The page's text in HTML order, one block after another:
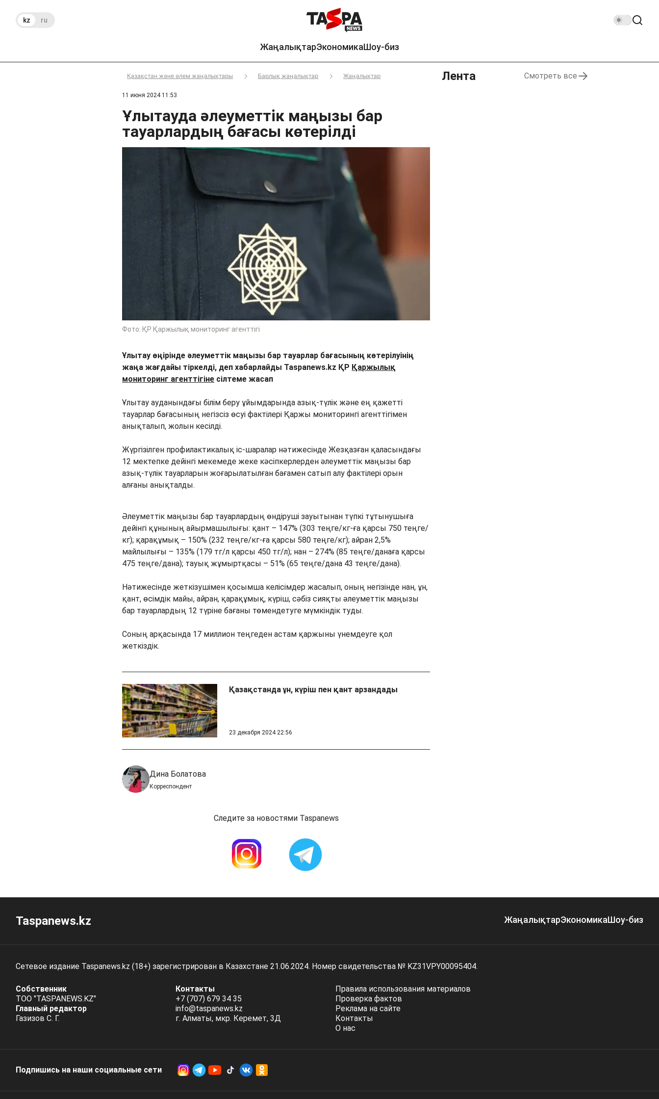
kz ru
ЖаңалықтарЭкономикаШоу-биз
Қазақстан және әлем жаңалықтары Барлық жаңалықтар Жаңалықтар
11 июня 2024 11:53
Ұлытауда әлеуметтік маңызы бар
тауарлардың бағасы көтерілді
Фото: ҚР Қаржылық мониторинг агенттігі
Ұлытау өңірінде әлеуметтік маңызы бар тауарлар бағасының көтерілуінің
жаңа жағдайы тіркелді, деп хабарлайды Taspanews.kz ҚР Қаржылық
мониторинг агенттігіне сілтеме жасап
Ұлытау ауданындағы білім беру ұйымдарында азық-түлік және ең қажетті
тауарлар бағасының негізсіз өсуі фактілері Қаржы мониторингі агенттігімен
анықталып, жолын кесілді.
Жүргізілген профилактикалық іс-шаралар нәтижесінде Жезқазған қаласындағы
12 мектепке дейінгі мекемеде жеке кәсіпкерлерден әлеуметтік маңызы бар
азық-түлік тауарларын жоғарылатылған бағамен сатып алу фактілері орын
алғаны анықталды.
Әлеуметтік маңызы бар тауарлардың өндіруші зауытынан түпкі тұтынушыға
дейінгі құнының айырмашылығы: қант – 147% (303 теңге/кг-ға қарсы 750 теңге/
кг); қарақұмық – 150% (232 теңге/кг-ға қарсы 580 теңге/кг); айран 2,5%
майлылығы – 135% (179 тг/л қарсы 450 тг/л); нан – 274% (85 теңге/данаға қарсы
475 теңге/дана); тауық жұмыртқасы – 51% (65 теңге/дана 43 теңге/дана).
Нәтижесінде жеткізушімен қосымша келісімдер жасалып, оның негізінде нан, ұн,
қант, өсімдік майы, айран, қарақұмық, күріш, сәбіз сияқты әлеуметтік маңызы
бар тауарлардың 12 түріне бағаны төмендетуге мүмкіндік туды.
Соның арқасында 17 миллион теңгеден астам қаржыны үнемдеуге қол
жеткіздік.
Қазақстанда ұн, күріш пен қант арзандады
23 декабря 2024 22:56
Дина Болатова
Корреспондент
Следите за новостями Taspanews
Лента Смотреть все
Taspanews.kz ЖаңалықтарЭкономикаШоу-биз
Сетевое издание Taspanews.kz (18+) зарегистрирован в Казахстане 21.06.2024. Номер свидетельства № KZ31VPY00095404.
Собственник
ТОО "TASPANEWS.KZ"
Главный редактор
Газизов С. Г.
Контакты
+7 (707) 679 34 35
info@taspanews.kz
г. Алматы, мкр. Керемет, 3Д
Правила использования материалов
Проверка фактов
Реклама на сайте
Контакты
О нас
Подпишись на наши социальные cети